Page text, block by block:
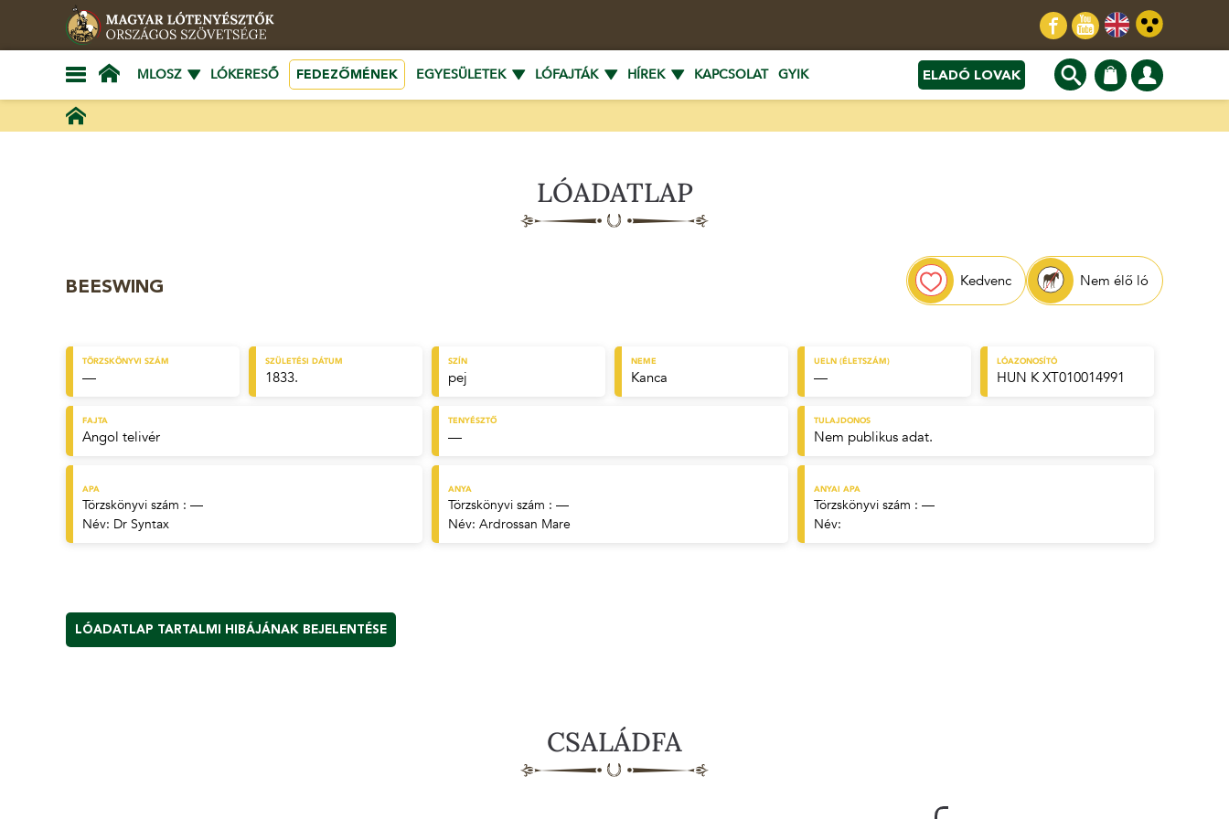
MLOSZ LÓKERESŐ FEDEZŐMÉNEK EGYESÜLETEK LÓFAJTÁK HÍREK KAPCSOLAT GYIK ELADÓ LOVAK
LÓADATLAP
BEESWING Kedvenc Nem élő ló
TÖRZSKÖNYVI SZÁM
—
SZÜLETÉSI DÁTUM
1833.
SZÍN
pej
NEME
Kanca
UELN (ÉLETSZÁM)
—
LÓAZONOSÍTÓ
HUN K XT010014991
FAJTA
Angol telivér
TENYÉSZTŐ
—
TULAJDONOS
Nem publikus adat.
APA
Törzskönyvi szám : —
Név: Dr Syntax
ANYA
Törzskönyvi szám : —
Név: Ardrossan Mare
ANYAI APA
Törzskönyvi szám : —
Név:
LÓADATLAP TARTALMI HIBÁJÁNAK BEJELENTÉSE
CSALÁDFA